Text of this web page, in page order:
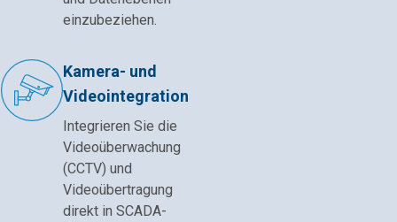
einzubeziehen.
Kamera- und
Videointegration
Integrieren Sie die
Videoüberwachung
(CCTV) und
Videoübertragung
direkt in SCADA-